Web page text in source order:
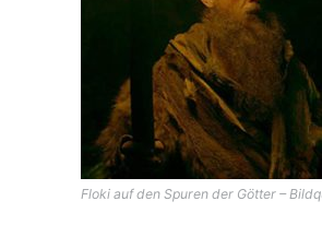
Floki auf den Spuren der Götter –